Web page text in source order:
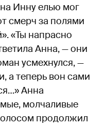
Инну елью мог
смерч за полями
«Ты напрасно
Анна, — они
усмехнулся, —
а теперь вон сами
Анна
молчаливые
продолжил